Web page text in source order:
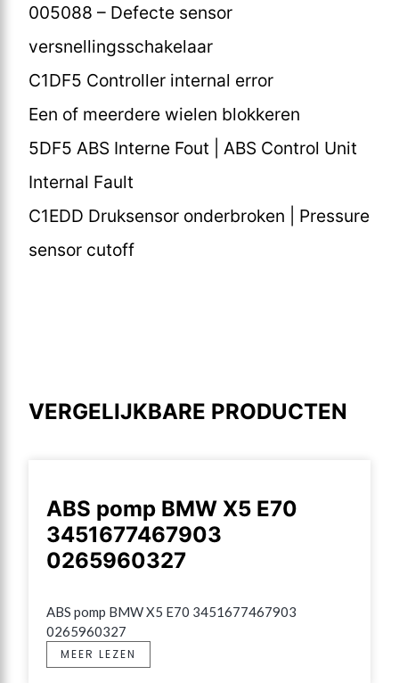
005088 – Defecte sensor
versnellingsschakelaar
C1DF5 Controller internal error
Een of meerdere wielen blokkeren
5DF5 ABS Interne Fout | ABS Control Unit
Internal Fault
C1EDD Druksensor onderbroken | Pressure
sensor cutoff
VERGELIJKBARE PRODUCTEN
ABS pomp BMW X5 E70
3451677467903
0265960327
ABS pomp BMW X5 E70 3451677467903
0265960327
MEER LEZEN